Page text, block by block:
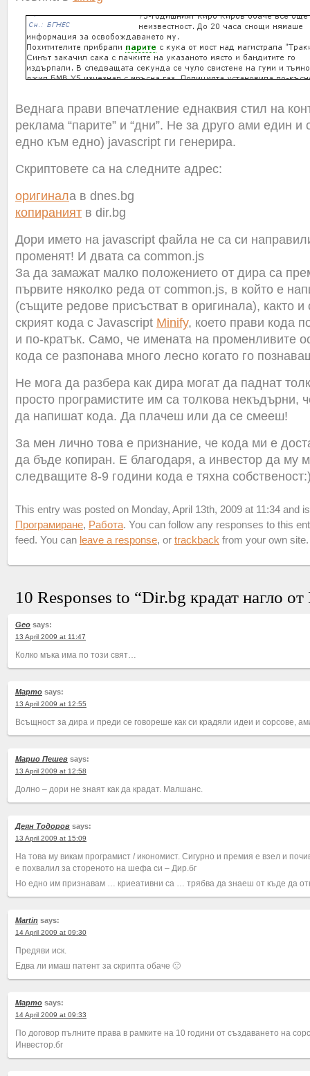
Веднага прави впечатление еднаквия стил на
реклама “парите” и “дни”. Не за друго ами един
едно към едно) javascript ги генерира.
Скриптовете са на следните адрес:
оригинала в dnes.bg
копираният в dir.bg
Дори името на javascript файла не са си
променят! И двата са common.js
За да замажат малко положението от дира са
първите няколко реда от common.js, в който е
(същите редове присъстват в оригинала), както
скрият кода с Javascript Minify, което прави кода
и по-кратък. Само, че имената на променливите
кода се разпонава много лесно когато го
Не мога да разбера как дира могат да паднат
просто програмистите им са толкова некъдърни,
да напишат кода. Да плачеш или да се смееш!
За мен лично това е признание, че кода ми е
да бъде копиран. Е благодаря, а инвестор да му
следващите 8-9 години кода е тяхна
This entry was posted on Monday, April 13th, 2009 at 11:34 and
Програмиране, Работа. You can follow any responses to this
feed. You can leave a response, or trackback from your own
10 Responses to “Dir.bg крадат нагло
Geo says:
13 April 2009 at 11:47
Колко мъка има по този свят…
Марто says:
13 April 2009 at 12:55
Всъщност за дира и преди се говореше как си крадяли идеи и сорсове,
Марио Пешев says:
13 April 2009 at 12:58
Долно – дори не знаят как да крадат. Малшанс.
Деян Тодоров says:
13 April 2009 at 15:09
На това му викам програмист / икономист. Сигурно и премия е взел и
е похвалил за стореното на шефа си – Дир.бг
Но едно им признавам … криеативни са … трябва да знаеш от къде да
Martin says:
14 April 2009 at 09:30
Πредяви иск.
Едва ли имаш патент за скрипта обаче 🙁
Марто says:
14 April 2009 at 09:33
По договор пълните права в рамките на 10 години от създаването на
Инвестор.бг